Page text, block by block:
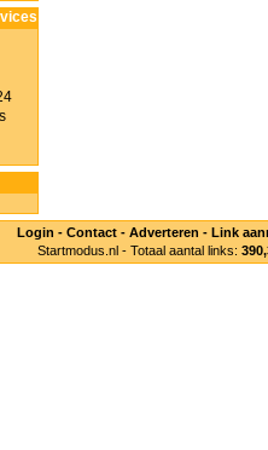
Login - Contact- Adverteren - Link
Startmodus.nl - Totaal aantal links: